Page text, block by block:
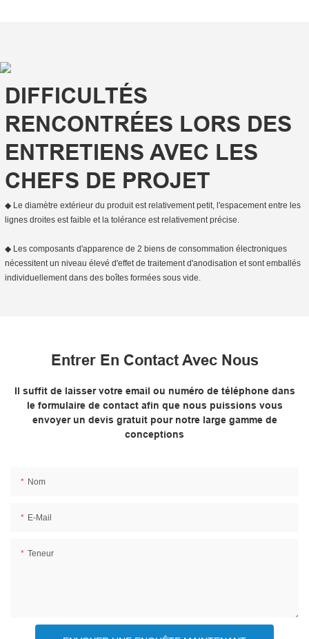
DIFFICULTÉS
RENCONTRÉES LORS DES
ENTRETIENS AVEC LES
CHEFS DE PROJET
◆ Le diamètre extérieur du produit est relativement petit, l'espacement entre les
lignes droites est faible et la tolérance est relativement précise.
◆ Les composants d'apparence de 2 biens de consommation électroniques
nécessitent un niveau élevé d'effet de traitement d'anodisation et sont emballés
individuellement dans des boîtes formées sous vide.
Entrer En Contact Avec Nous
Il suffit de laisser votre email ou numéro de téléphone dans
le formulaire de contact afin que nous puissions vous
envoyer un devis gratuit pour notre large gamme de
conceptions
Nom
E-Mail
Teneur